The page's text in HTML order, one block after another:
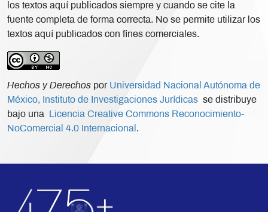
los textos aquí publicados siempre y cuando se cite la
fuente completa de forma correcta. No se permite utilizar los
textos aquí publicados con fines comerciales.
Hechos y Derechos por Universidad Nacional Autónoma de
México, Instituto de Investigaciones Jurídicas se distribuye
bajo una
Licencia Creative Commons Reconocimiento-
NoComercial 4.0 Internacional .